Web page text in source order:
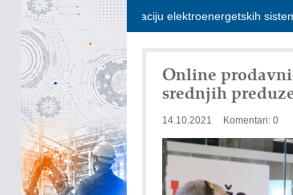
za stabilizaciju elektroenergetskih sistema u
Online
srednjih
14.10.2021 Komentari: 0